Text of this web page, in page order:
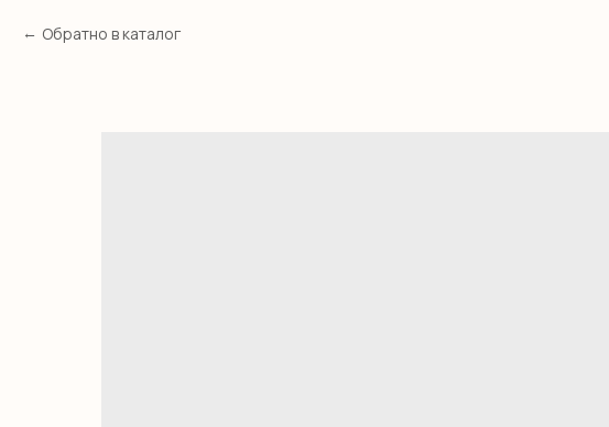
Обратно в каталог